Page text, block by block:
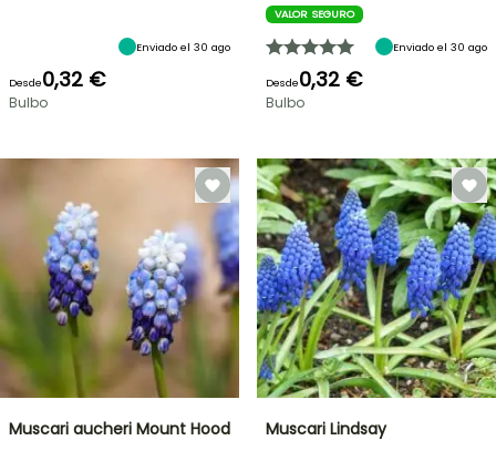
Enviado el 30 ago
Desde0,32 €
Bulbo
VALOR SEGURO
Enviado el 30 ago
Desde0,32 €
Bulbo
Muscari aucheri Mount Hood Muscari Lindsay